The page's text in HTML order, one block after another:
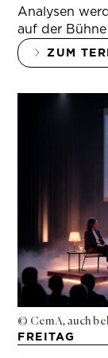
Analysen
auf der
ZUM
© Cem A, auch
FREITAG